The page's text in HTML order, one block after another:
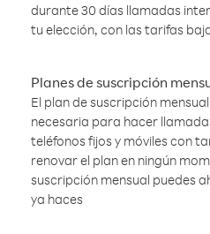
durante 30 días llamadas
tu elección, con las tarifas
Planes de suscripción
El plan de suscripción
necesaria para hacer
teléfonos fijos y móviles con
renovar el plan en ningún
suscripción mensual puedes
ya haces